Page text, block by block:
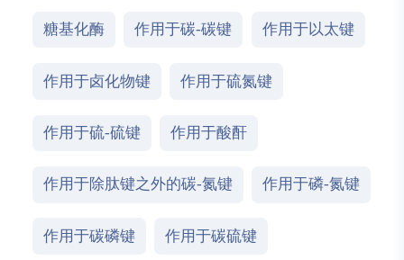
糖基化酶 作用于碳-碳键 作用于以太键
作用于卤化物键 作用于硫氮键
作用于硫-硫键 作用于酸酐
作用于除肽键之外的碳-氮键 作用于磷-氮键
作用于碳磷键 作用于碳硫键